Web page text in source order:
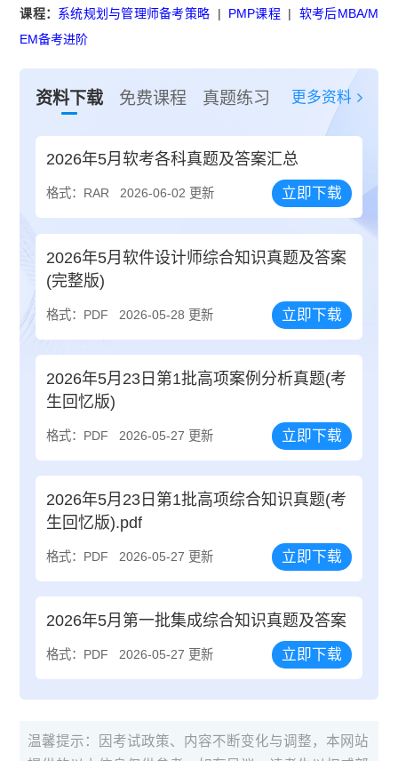
课程： 系统规划与管理师备考策略 | PMP课程| 软考后MBA/M
EM备考进阶
资料下载 免费课程 真题练习 更多资料
2026年5月软考各科真题及答案汇总
格式：RAR 2026-06-02 更新 立即下载
2026年5月软件设计师综合知识真题及答案
(完整版)
格式：PDF 2026-05-28 更新 立即下载
2026年5月23日第1批高项案例分析真题(考
生回忆版)
格式：PDF 2026-05-27 更新 立即下载
2026年5月23日第1批高项综合知识真题(考
生回忆版).pdf
格式：PDF 2026-05-27 更新 立即下载
2026年5月第一批集成综合知识真题及答案
格式：PDF 2026-05-27 更新 立即下载
温馨提示：因考试政策、内容不断变化与调整，本网站